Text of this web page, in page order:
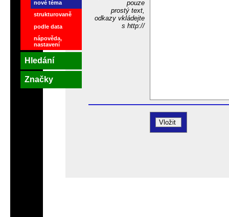
pouze
prostý text,
odkazy vkládejte
s http://
nové téma
strukturovaně
podle data
nápověda,
nastavení
Hledání
Značky